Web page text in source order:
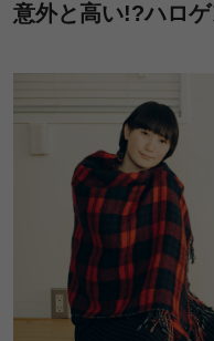
意外と高い!?ハロ